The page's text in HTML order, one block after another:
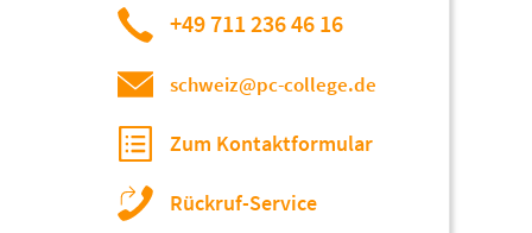
+49 711 236 46 16
schweiz@pc-college.de
Zum Kontaktformular
Rückruf-Service